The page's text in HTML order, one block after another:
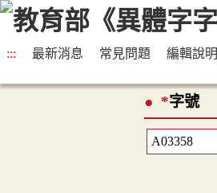
::: 最新消息 常見問題 編輯說明
*字號